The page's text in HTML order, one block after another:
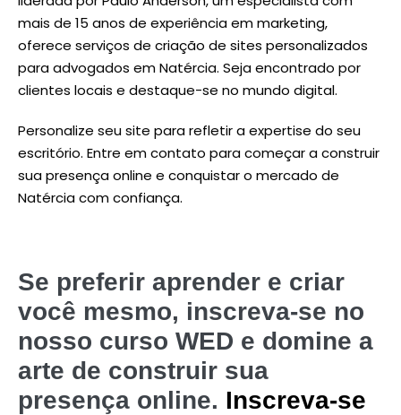
mais de 15 anos de experiência em marketing,
oferece serviços de criação de sites personalizados
para advogados em Natércia. Seja encontrado por
clientes locais e destaque-se no mundo digital.
Personalize seu site para refletir a expertise do seu
escritório. Entre em contato para começar a construir
sua presença online e conquistar o mercado de
Natércia com confiança.
Se preferir aprender e criar
você mesmo, inscreva-se no
nosso curso WED e domine a
arte de construir sua
presença online. Inscreva-se